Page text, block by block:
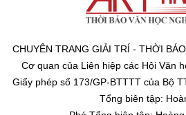
CHUYÊN TRANG GIẢI TRÍ - THỜI
Cơ quan của Liên hiệp các Hội Văn
Giấy phép số 173/GP-BTTTT của Bộ
Tổng biên tập: